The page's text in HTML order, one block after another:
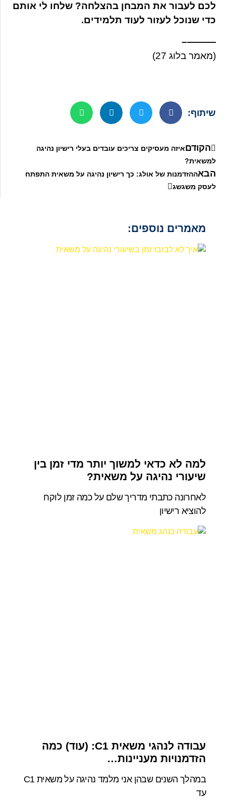
לכם לעבור את המבחן בהצלחה? שלחו לי אותם
כדי שנוכל לעזור לעוד תלמידים.
———–
(מאמר בלוג 27)
שיתוף:
הקודםאיזה מעסיקים צריכים עובדים בעלי רישיון נהיגה
למשאית?
הבאההזדמנות של אולג: כך רישיון נהיגה על משאית התפתח
לעסק משגשג
מאמרים נוספים:
למה לא כדאי למשוך יותר מדי זמן בין
שיעורי נהיגה על משאית?
לאחרונה כתבתי מדריך שלם על כמה זמן לוקח
להוציא רישיון
עבודה לנהגי משאית C1: (עוד) כמה
הזדמנויות מעניינות…
במהלך השנים שבהן אני מלמד נהיגה על משאית C1
עד